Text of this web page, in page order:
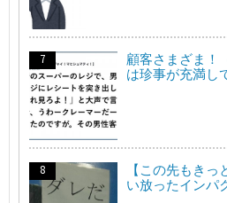
顧客さまざま！
は珍事が充満し
【この先もき
い放ったインパ